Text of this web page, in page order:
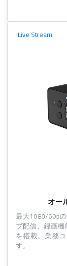
Live Stream
オー
最大1080/60p
ブ配信、録画
を搭載。業務
す。